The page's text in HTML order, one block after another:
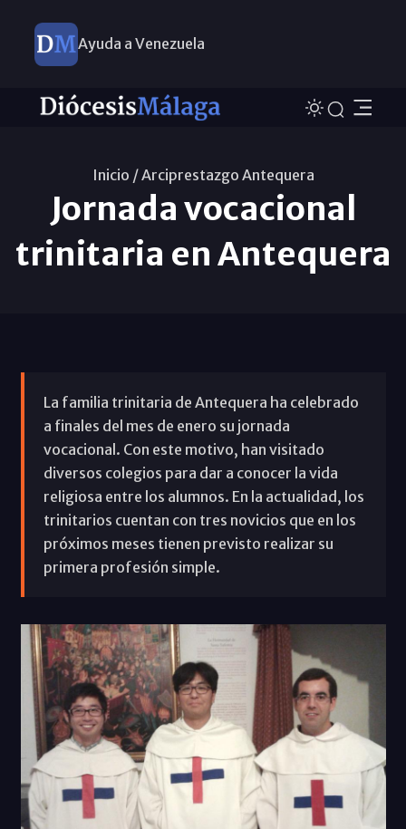
Ayuda a Venezuela
Inicio /Arciprestazgo Antequera
Jornada vocacional
trinitaria en Antequera
La familia trinitaria de Antequera ha celebrado
a finales del mes de enero su jornada
vocacional. Con este motivo, han visitado
diversos colegios para dar a conocer la vida
religiosa entre los alumnos. En la actualidad, los
trinitarios cuentan con tres novicios que en los
próximos meses tienen previsto realizar su
primera profesión simple.